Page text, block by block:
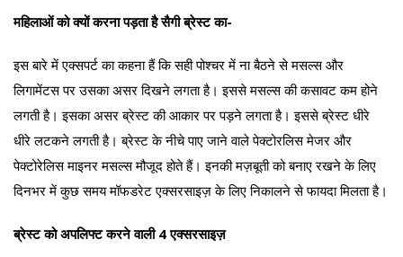
महिलाओं को क्यों करना पड़ता है सैगी ब्रेस्ट का-
इस बारे में एक्सपर्ट का कहना हैं कि सही पोश्चर में ना बैठने से मसल्स और
लिगामेंटस पर उसका असर दिखने लगता है। इससे मसल्स की कसावट कम होने
लगती है। इसका असर ब्रेस्ट की आकार पर पड़ने लगता है। इससे ब्रेस्ट धीरे
धीरे लटकने लगती है। ब्रेस्ट के नीचे पाए जाने वाले पेक्टोरलिस मेजर और
पेक्टोरेलिस माइनर मसल्स मौजूद होते हैं। इनकी मज़बूती को बनाए रखने के लिए
दिनभर में कुछ समय मॉफडरेट एक्सरसाइज़ के लिए निकालने से फायदा मिलता है।
ब्रेस्ट को अपलिफ्ट करने वाली 4 एक्सरसाइज़